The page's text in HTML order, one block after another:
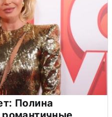
Полина